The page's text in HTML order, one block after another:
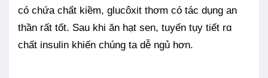
có chứa chất kiềm, glucôxit thơm có tác dụng an
thần rất tốt. Sau khi ăn hạt sen, tuyến tụy tiết rɑ
chất insulin khiến chúng ta dễ ngủ hơn.